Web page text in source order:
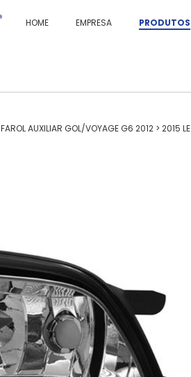
HOME EMPRESA PRODUTOS
FAROL AUXILIAR GOL/VOYAGE G6 2012 > 2015 LE